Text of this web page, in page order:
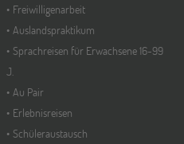
Freiwilligenarbeit
Auslandspraktikum
Sprachreisen für Erwachsene 16-99
J.
Au Pair
Erlebnisreisen
Schüleraustausch